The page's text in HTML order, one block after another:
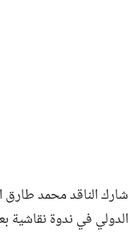
شارك الناقد محمد طارق
الدولي في ندوة نقاشية